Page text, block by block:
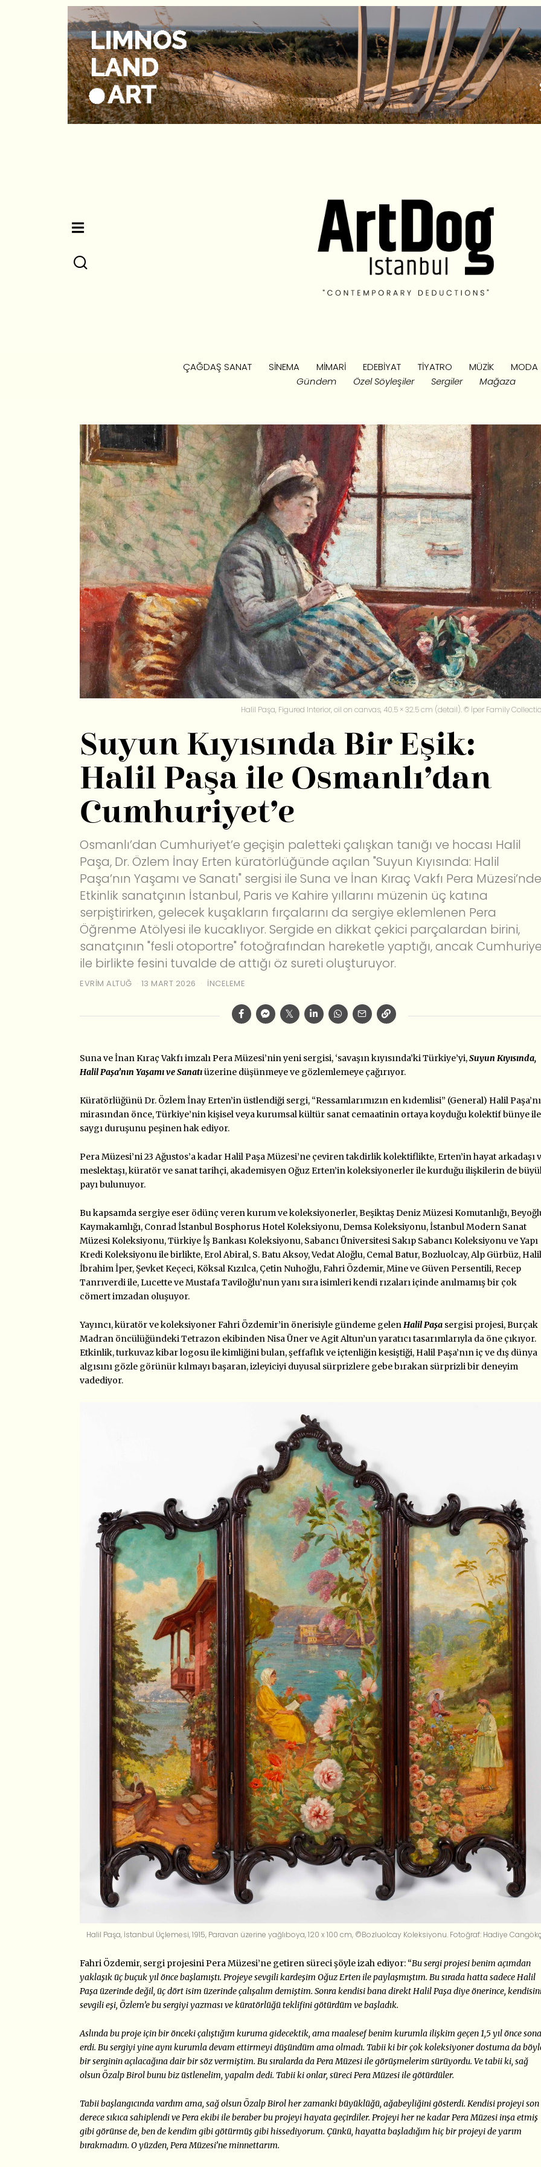
ÇAĞDAŞ SANAT SINEMA MIMARI EDEBIYAT TIYATRO MÜZIK MODA
Gündem
Özel Söyleşiler Sergiler Mağaza
Halil Paşa, Figured Interior, oil on canvas, 40.5 × 32.5 cm (detail). © İper Family
Suyun Kıyısında Bir Eşik:
Halil Paşa ile Osmanlı’dan
Cumhuriyet’e
Osmanlı’dan Cumhuriyet’e geçişin paletteki çalışkan tanığı ve hocası Halil
Paşa, Dr. Özlem İnay Erten küratörlüğünde açılan "Suyun Kıyısında: Halil
Paşa’nın Yaşamı ve Sanatı" sergisi ile Suna ve İnan Kıraç Vakfı Pera
Etkinlik sanatçının İstanbul, Paris ve Kahire yıllarını müzenin üç katına
serpiştirirken, gelecek kuşakların fırçalarını da sergiye eklemlenen Pera
Öğrenme Atölyesi ile kucaklıyor. Sergide en dikkat çekici parçalardan birini,
sanatçının "fesli otoportre" fotoğrafından hareketle yaptığı, ancak
ile birlikte fesini tuvalde de attığı öz sureti oluşturuyor.
EVRIM ALTUĞ 13 MART 2026 İNCELEME
Suna ve İnan Kıraç Vakfı imzalı Pera Müzesi’nin yeni sergisi, ‘savaşın kıyısında’ki Türkiye’yi,Suyun Kıyısında,
Halil Paşa’nın Yaşamı ve Sanatıüzerine düşünmeye ve gözlemlemeye çağırıyor.
Küratörlüğünü Dr. Özlem İnay Erten’in üstlendiği sergi, “Ressamlarımızın en kıdemlisi” (General) Halil
mirasından önce, Türkiye’nin kişisel veya kurumsal kültür sanat cemaatinin ortaya koyduğu kolektif bünye ile
saygı duruşunu peşinen hak ediyor.
Pera Müzesi’ni 23 Ağustos’a kadar Halil Paşa Müzesi’ne çeviren takdirlik kolektiflikte, Erten’in hayat arkadaşı
meslektaşı, küratör ve sanat tarihçi, akademisyen Oğuz Erten’in koleksiyonerler ile kurduğu ilişkilerin de
payı bulunuyor.
Bu kapsamda sergiye eser ödünç veren kurum ve koleksiyonerler, Beşiktaş Deniz Müzesi Komutanlığı,
Kaymakamlığı, Conrad İstanbul Bosphorus Hotel Koleksiyonu, Demsa Koleksiyonu, İstanbul Modern Sanat
Müzesi Koleksiyonu, Türkiye İş Bankası Koleksiyonu, Sabancı Üniversitesi Sakıp Sabancı Koleksiyonu ve Yapı
Kredi Koleksiyonu ile birlikte, Erol Abiral, S. Batu Aksoy, Vedat Aloğlu, Cemal Batur, Bozluolcay, Alp Gürbüz, Halil
İbrahim İper, Şevket Keçeci, Köksal Kızılca, Çetin Nuhoğlu, Fahri Özdemir, Mine ve Güven Persentili, Recep
Tanrıverdi ile, Lucette ve Mustafa Taviloğlu’nun yanı sıra isimleri kendi rızaları içinde anılmamış bir çok
cömert imzadan oluşuyor.
Yayıncı, küratör ve koleksiyoner Fahri Özdemir’in önerisiyle gündeme gelenHalil Paşa sergisi projesi, Burçak
Madran öncülüğündeki Tetrazon ekibinden Nisa Üner ve Agit Altun’un yaratıcı tasarımlarıyla da öne çıkıyor.
Etkinlik, turkuvaz kibar logosu ile kimliğini bulan, şeffaflık ve içtenliğin kesiştiği, Halil Paşa’nın iç ve dış dünya
algısını gözle görünür kılmayı başaran, izleyiciyi duyusal sürprizlere gebe bırakan sürprizli bir deneyim
vadediyor.
Halil Paşa, İstanbul Üçlemesi, 1915, Paravan üzerine yağlıboya, 120 x 100 cm, ©Bozluolcay Koleksiyonu. Fotoğraf: Hadiye
Fahri Özdemir, sergi projesini Pera Müzesi’ne getiren süreci şöyle izah ediyor: “Bu sergi projesi benim açımdan
yaklaşık üç buçuk yıl önce başlamıştı. Projeye sevgili kardeşim Oğuz Erten ile paylaşmıştım. Bu sırada hatta sadece Halil
Paşa üzerinde değil, üç dört isim üzerinde çalışalım demiştim. Sonra kendisi bana direkt Halil Paşa diye önerince,
sevgili eşi, Özlem’e bu sergiyi yazması ve küratörlüğü teklifini götürdüm ve başladık.
Aslında bu proje için bir önceki çalıştığım kuruma gidecektik, ama maalesef benim kurumla ilişkim geçen 1,5 yıl önce sona
erdi. Bu sergiyi yine aynı kurumla devam ettirmeyi düşündüm ama olmadı. Tabii ki bir çok koleksiyoner dostuma da
bir serginin açılacağına dair bir söz vermiştim. Bu sıralarda da Pera Müzesi ile görüşmelerim sürüyordu. Ve tabii ki, sağ
olsun Özalp Birol bunu biz üstlenelim, yapalm dedi. Tabii ki onlar, süreci Pera Müzesi ile götürdüler.
Tabii başlangıcında vardım ama, sağ olsun Özalp Birol her zamanki büyüklüğü, ağabeyliğini gösterdi. Kendisi projeyi son
derece sıkıca sahiplendi ve Pera ekibi ile beraber bu projeyi hayata geçirdiler. Projeyi her ne kadar Pera Müzesi inşa etmiş
gibi görünse de, ben de kendim gibi götürmüş gibi hissediyorum. Çünkü, hayatta başladığım hiç bir projeyi de yarım
bırakmadım. O yüzden, Pera Müzesi’ne minnettarım.